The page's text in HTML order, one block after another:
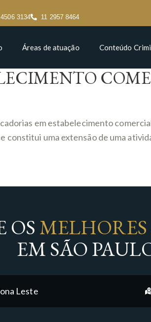
4506 3134 11 2957 8464
Áreas de atuação Conteúdo
em estabelecimento
constitui uma extensão de uma
OS
EM SÃO
Leste